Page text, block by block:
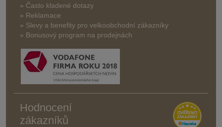
» Často kladené dotazy
» Reklamace
» Slevy a benefity pro velkoobchodní zákazníky
» Bonusový program na prodejnách
Hodnocení
zákazníků